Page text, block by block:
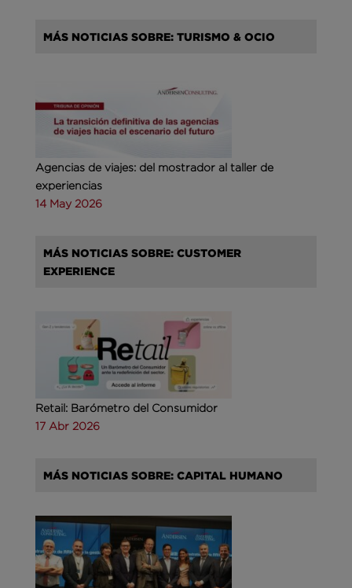
MÁS NOTICIAS SOBRE: TURISMO & OCIO
Agencias de viajes: del mostrador al taller de
experiencias
14 May 2026
MÁS NOTICIAS SOBRE: CUSTOMER
EXPERIENCE
Retail: Barómetro del Consumidor
17 Abr 2026
MÁS NOTICIAS SOBRE: CAPITAL HUMANO